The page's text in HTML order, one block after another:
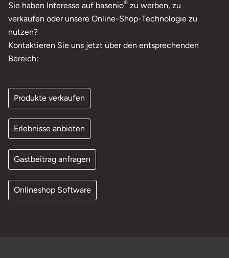
Sie haben Interesse auf basenio® zu werben, zu
verkaufen oder unsere Online-Shop-Technologie zu
nutzen?
Kontaktieren Sie uns jetzt über den entsprechenden
Bereich:
Produkte verkaufen
Erlebnisse anbieten
Gastbeitrag anfragen
Onlineshop Software